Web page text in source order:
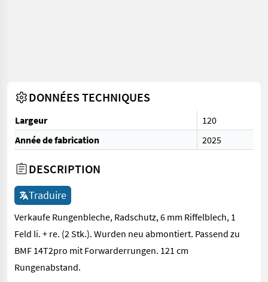
DONNÉES TECHNIQUES
Largeur
120
Année de fabrication
2025
DESCRIPTION
Traduire
Verkaufe Rungenbleche, Radschutz, 6 mm Riffelblech, 1
Feld li. + re. (2 Stk.). Wurden neu abmontiert. Passend zu
BMF 14T2pro mit Forwarderrungen. 121 cm
Rungenabstand.